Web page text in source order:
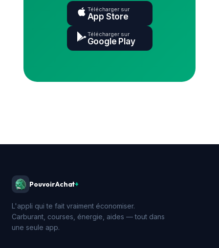
Télécharger sur
App Store
Télécharger sur
Google Play
PouvoirAchat+
L'appli qui te fait vraiment économiser.
Carburant, courses, énergie, aides — tout dans
une seule app.